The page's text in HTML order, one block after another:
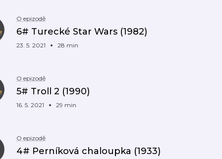
O epizodě
6# Turecké Star Wars (1982)
23. 5. 2021 28 min
O epizodě
5# Troll 2 (1990)
16. 5. 2021 29 min
O epizodě
4# Perníková chaloupka (1933)